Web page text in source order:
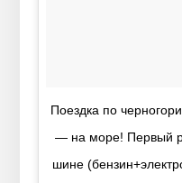
Поездка по
— на море! Первый
шине